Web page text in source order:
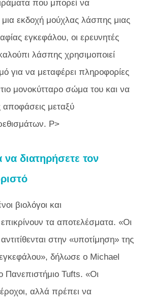
που μπορεί να
εκδοχή μούχλας λάσπης μιας
εγκεφάλου, οι ερευνητές
λάσπης χρησιμοποιεί
για να μεταφέρει πληροφορίες
μονοκύτταρο σώμα του και να
αποφάσεις μεταξύ
P>
να διατηρήσετε τον
βιολόγοι και
τα αποτελέσματα. «Οι
στην «υποτίμηση» της
εγκεφάλου», δήλωσε ο Michael
Πανεπιστήμιο Tufts. «Οι
αλλά πρέπει να